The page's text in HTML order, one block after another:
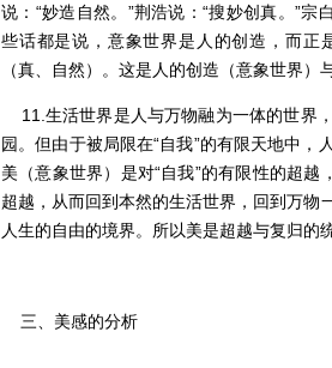
说：“妙造自然。”荆浩说：“搜妙创真。”
些话都是说，意象世界是人的创造，而正
（真、自然）。这是人的创造（意象世界）
11.生活世界是人与万物融为一体的世界
园。但由于被局限在“自我”的有限天地中，
美（意象世界）是对“自我”的有限性的超越
超越，从而回到本然的生活世界，回到万物
人生的自由的境界。所以美是超越与复归的统
三、美感的分析